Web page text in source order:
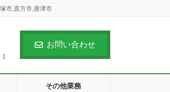
市,直方市,唐津市
]
お問い合わせ
その他業務